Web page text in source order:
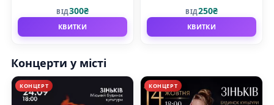
ВІД300₴
КВИТКИ
ВІД250₴
КВИТКИ
Концерти у місті
КОНЦЕРТ КОНЦЕРТ